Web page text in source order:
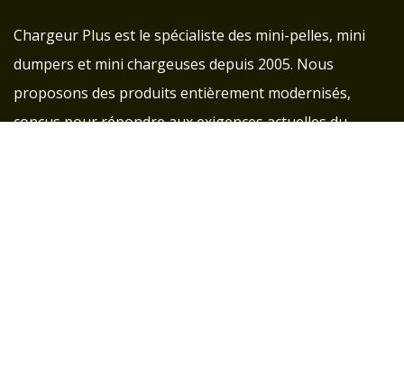
Chargeur Plus est le spécialiste des mini-pelles, mini
dumpers et mini chargeuses depuis 2005. Nous
proposons des produits entièrement modernisés,
conçus pour répondre aux exigences actuelles du